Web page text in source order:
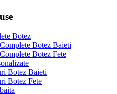
Botez
Botez Baieti
Botez Fete
Botez Baieti
Botez Fete